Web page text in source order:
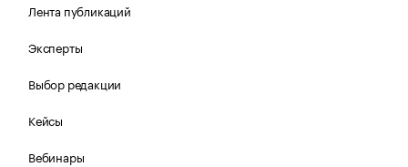
Лента публикаций
Эксперты
Выбор редакции
Кейсы
Вебинары